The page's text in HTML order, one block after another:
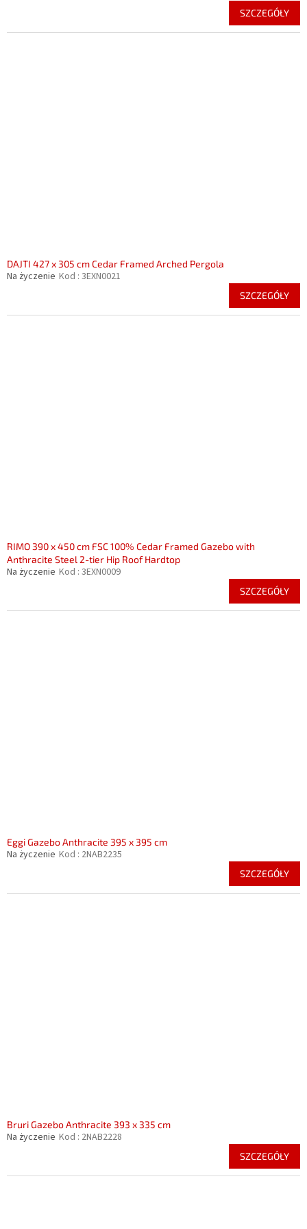
SZCZEGÓŁY
DAJTI 427 x 305 cm Cedar Framed Arched Pergola
Na życzenie Kod : 3EXN0021
SZCZEGÓŁY
RIMO 390 x 450 cm FSC 100% Cedar Framed Gazebo with
Anthracite Steel 2-tier Hip Roof Hardtop
Na życzenie Kod : 3EXN0009
SZCZEGÓŁY
Eggi Gazebo Anthracite 395 x 395 cm
Na życzenie Kod : 2NAB2235
SZCZEGÓŁY
Bruri Gazebo Anthracite 393 x 335 cm
Na życzenie Kod : 2NAB2228
SZCZEGÓŁY